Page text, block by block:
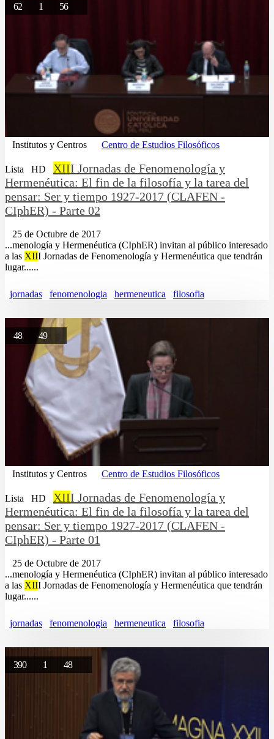
62 1 56
Institutos y Centros Centro de Estudios Filosóficos
Lista HD XIII Jornadas de Fenomenología y
Hermenéutica: El fin de la filosofía y la tarea del
pensar: Ser y tiempo 1927-2017 (CLAFEN -
CIphER) - Parte 02
25 de Octubre de 2017
...menología y Hermenéutica (CIphER) invitan al público interesado
a las XIII Jornadas de Fenomenología y Hermenéutica que tendrán
lugar......
jornadas fenomenologia hermeneutica filosofia
48 49
Institutos y Centros Centro de Estudios Filosóficos
Lista HD XIII Jornadas de Fenomenología y
Hermenéutica: El fin de la filosofía y la tarea del
pensar: Ser y tiempo 1927-2017 (CLAFEN -
CIphER) - Parte 01
25 de Octubre de 2017
...menología y Hermenéutica (CIphER) invitan al público interesado
a las XIII Jornadas de Fenomenología y Hermenéutica que tendrán
lugar......
jornadas fenomenologia hermeneutica filosofia
390 1 48